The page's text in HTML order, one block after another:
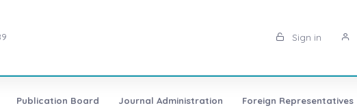
Sign in
Publication Board Journal Administration Foreign Representatives